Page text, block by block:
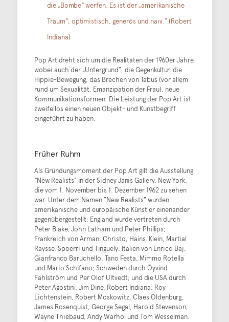
die „Bombe“ werfen. Es ist der „amerikanische
Traum“, optimistisch, generös und naiv.“ (Robert
Indiana)
Pop Art dreht sich um die Realitäten der 1960er Jahre,
wobei auch der „Untergrund“, die Gegenkultur, die
Hippie-Bewegung, das Brechen von Tabus (vor allem
rund um Sexualität, Emanzipation der Frau), neue
Kommunikationsformen. Die Leistung der Pop Art ist
zweifellos einen neuen Objekt- und Kunstbegriff
eingeführt zu haben.
Früher Ruhm
Als Gründungsmoment der Pop Art gilt die Ausstellung
“New Realists” in der Sidney Janis Gallery, New York,
die vom 1. November bis 1. Dezember 1962 zu sehen
war. Unter dem Namen “New Realists” wurden
amerikanische und europäische Künstler einenander
gegenübergestellt: England wurde vertreten durch
Peter Blake, John Latham und Peter Phillips;
Frankreich von Arman, Christo, Hains, Klein, Martial
Raysse, Spoerri und Tinguely; Italien von Enrico Baj,
Gianfranco Baruchello, Tano Festa, Mimmo Rotella
und Mario Schifano; Schweden durch Öyvind
Fahlström und Per Olof Ultvedt; und die USA durch
Peter Agostini, Jim Dine, Robert Indiana, Roy
Lichtenstein, Robert Moskowitz, Claes Oldenburg,
James Rosenquist, George Segal, Harold Stevenson,
Wayne Thiebaud, Andy Warhol und Tom Wesselman.